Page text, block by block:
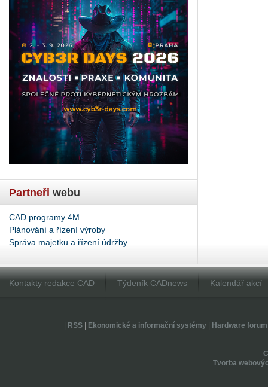
Partneři webu
CAD programy 4M
Plánování a řízení výroby
Správa majetku a řízení údržby
Kontakty redakce CAD Týdeník CADnews Kalendář akcí
RSS| Ekonomické a informační systémy| Hardware forum
Tvorba